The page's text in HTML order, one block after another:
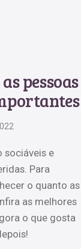
pessoas
sociáveis e
Para
o quanto as
as melhores
o que gosta